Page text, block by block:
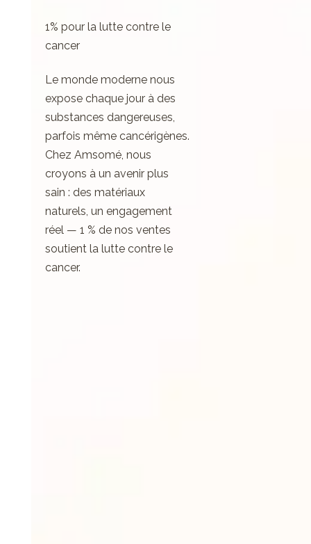
1% pour la lutte contre le
cancer
Le monde moderne nous
expose chaque jour à des
substances dangereuses,
parfois même cancérigènes.
Chez Amsomé, nous
croyons à un avenir plus
sain : des matériaux
naturels, un engagement
réel — 1 % de nos ventes
soutient la lutte contre le
cancer.